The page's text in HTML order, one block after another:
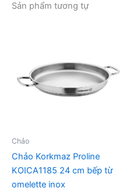
Sản phẩm tương tự
Chảo
Chảo Korkmaz Proline
KOICA1185 24 cm bếp từ
omelette inox